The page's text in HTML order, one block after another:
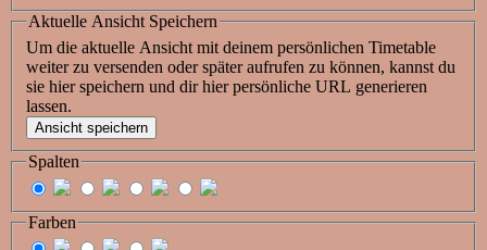
Aktuelle Ansicht Speichern
Um die aktuelle Ansicht mit deinem persönlichen Timetable
weiter zu versenden oder später aufrufen zu können, kannst du
sie hier speichern und dir hier persönliche URL generieren
lassen.
Spalten
Farben